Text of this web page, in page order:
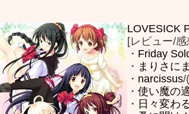
LOVESICK
[レビュー/感
・ Friday
・ まりさに
・ narcissus/(
・ 使い魔の
・ 日々変わ